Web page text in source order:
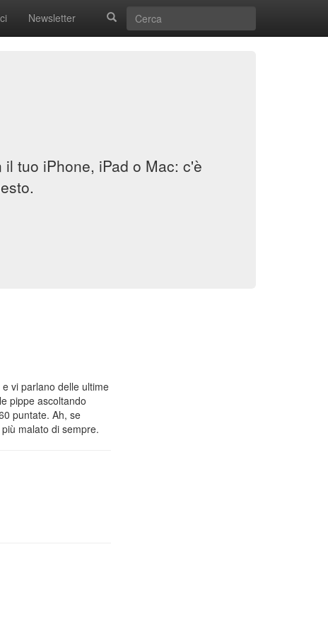
Newsletter
tuo iPhone, iPad o Mac: c'è
vi parlano delle ultime
pippe ascoltando
puntate. Ah, se
malato di sempre.